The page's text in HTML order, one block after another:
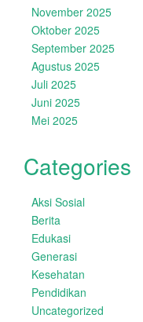
November 2025
Oktober 2025
September 2025
Agustus 2025
Juli 2025
Juni 2025
Mei 2025
Categories
Aksi Sosial
Berita
Edukasi
Generasi
Kesehatan
Pendidikan
Uncategorized